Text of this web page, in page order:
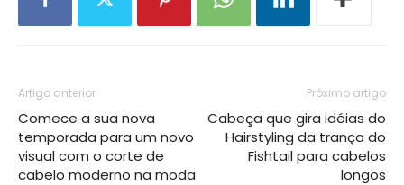
Artigo anterior
Comece a sua nova
temporada para um novo
visual com o corte de
cabelo moderno na moda
Próximo artigo
Cabeça que gira idéias do
Hairstyling da trança do
Fishtail para cabelos
longos